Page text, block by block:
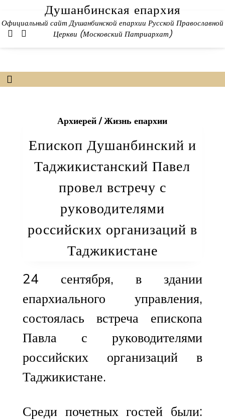
content
Душанбинская епархия
Официальный сайт Душанбинской епархии Русской Православной
Церкви (Московский Патриархат)
Архиерей /Жизнь епархии
Епископ Душанбинский и
Таджикистанский Павел
провел встречу с
руководителями
российских организаций в
Таджикистане
24 сентября, в здании
епархиального управления,
состоялась встреча епископа
Павла с руководителями
российских организаций в
Таджикистане.
Среди почетных гостей были: